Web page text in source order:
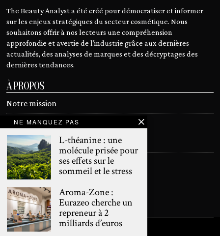
The Beauty Analyst a été créé pour démocratiser et informer
sur les enjeux stratégiques du secteur cosmétique. Nous
souhaitons offrir à nos lecteurs une compréhension
approfondie et avertie de l’industrie grâce aux dernières
actualités, des analyses de marques et des décryptages des
dernières tendances.
À PROPOS
Notre mission
Devenir contributeur
Contact
Mentions légales
SUIVEZ NOUS
NE MANQUEZ PAS
L-théanine : une
molécule prisée pour
ses effets sur le
sommeil et le stress
Aroma-Zone :
Eurazeo cherche un
repreneur à 2
milliards d’euros